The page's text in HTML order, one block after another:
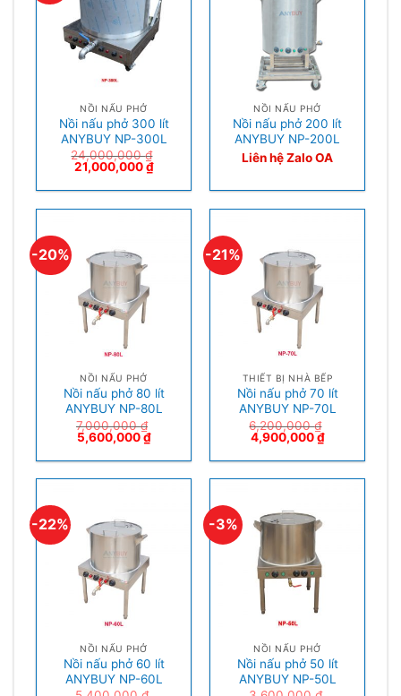
NỒI NẤU PHỞ
Nồi nấu phở 300 lít
ANYBUY NP-300L
24,000,000₫
21,000,000₫
NỒI NẤU PHỞ
Nồi nấu phở 200 lít
ANYBUY NP-200L
Liên hệ Zalo OA
-20%
NỒI NẤU PHỞ
Nồi nấu phở 80 lít
ANYBUY NP-80L
7,000,000₫
5,600,000₫
-21%
THIẾT BỊ NHÀ BẾP
Nồi nấu phở 70 lít
ANYBUY NP-70L
6,200,000₫
4,900,000₫
-22%
NỒI NẤU PHỞ
Nồi nấu phở 60 lít
ANYBUY NP-60L
-3%
NỒI NẤU PHỞ
Nồi nấu phở 50 lít
ANYBUY NP-50L